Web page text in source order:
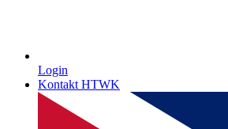
Login
Kontakt HTWK